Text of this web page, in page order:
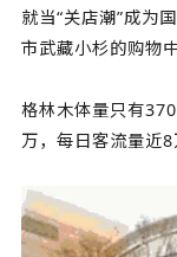
就当“关店潮”成为
市武藏小杉的购物
格林木体量只有
万，每日客流量近8